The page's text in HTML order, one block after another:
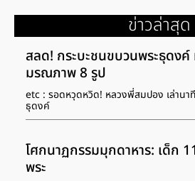
ข่าวล่าสุด
สลด! กระบะชนขบวนพระธุดงค์
มรณภาพ 8 รูป
etc : รอดหวุดหวิด! หลวงพี่สมปอง เล่าน
ธุดงค์
โศกนาฏกรรมมุกดาหาร: เด็ก
พระ